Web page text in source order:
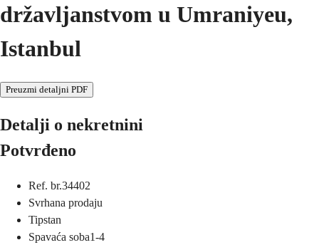
državljanstvom u Umraniyeu,
Istanbul
Preuzmi detaljni PDF
Detalji o nekretnini
Potvrđeno
Ref. br.34402
Svrhana prodaju
Tipstan
Spavaća soba1-4